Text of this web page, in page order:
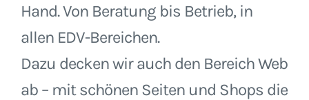
Hand. Von Beratung bis Betrieb, in
allen EDV-Bereichen.
Dazu decken wir auch den Bereich Web
ab – mit schönen Seiten und Shops die